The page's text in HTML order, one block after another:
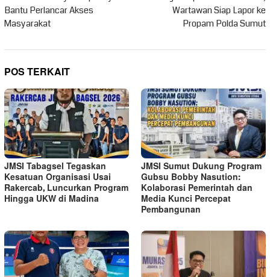
Bantu Perlancar Akses
Masyarakat
Wartawan Siap Lapor ke
Propam Polda Sumut
POS TERKAIT
JMSI Tabagsel Tegaskan
Kesatuan Organisasi Usai
Rakercab, Luncurkan Program
Hingga UKW di Madina
JMSI Sumut Dukung Program
Gubsu Bobby Nasution:
Kolaborasi Pemerintah dan
Media Kunci Percepat
Pembangunan